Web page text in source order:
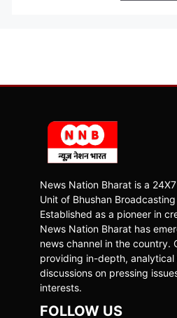
News Nation Bharat is a
Unit of Bhushan
Established as a pioneer in
News Nation Bharat has
news channel in the country.
providing in-depth,
discussions on pressing
interests.
FOLLOW US